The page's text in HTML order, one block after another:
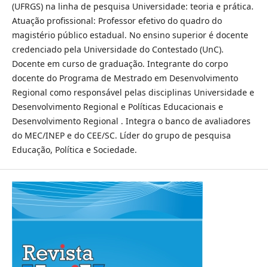
(UFRGS) na linha de pesquisa Universidade: teoria e prática.
Atuação profissional: Professor efetivo do quadro do
magistério público estadual. No ensino superior é docente
credenciado pela Universidade do Contestado (UnC).
Docente em curso de graduação. Integrante do corpo
docente do Programa de Mestrado em Desenvolvimento
Regional como responsável pelas disciplinas Universidade e
Desenvolvimento Regional e Políticas Educacionais e
Desenvolvimento Regional . Integra o banco de avaliadores
do MEC/INEP e do CEE/SC. Líder do grupo de pesquisa
Educação, Política e Sociedade.